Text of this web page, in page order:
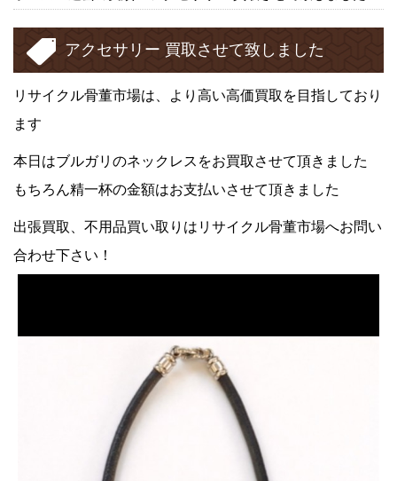
アクセサリー 買取させて致しました
リサイクル骨董市場は、より高い高価買取を目指しており
ます
本日はブルガリのネックレスをお買取させて頂きました
もちろん精一杯の金額はお支払いさせて頂きました
出張買取、不用品買い取りはリサイクル骨董市場へお問い
合わせ下さい！